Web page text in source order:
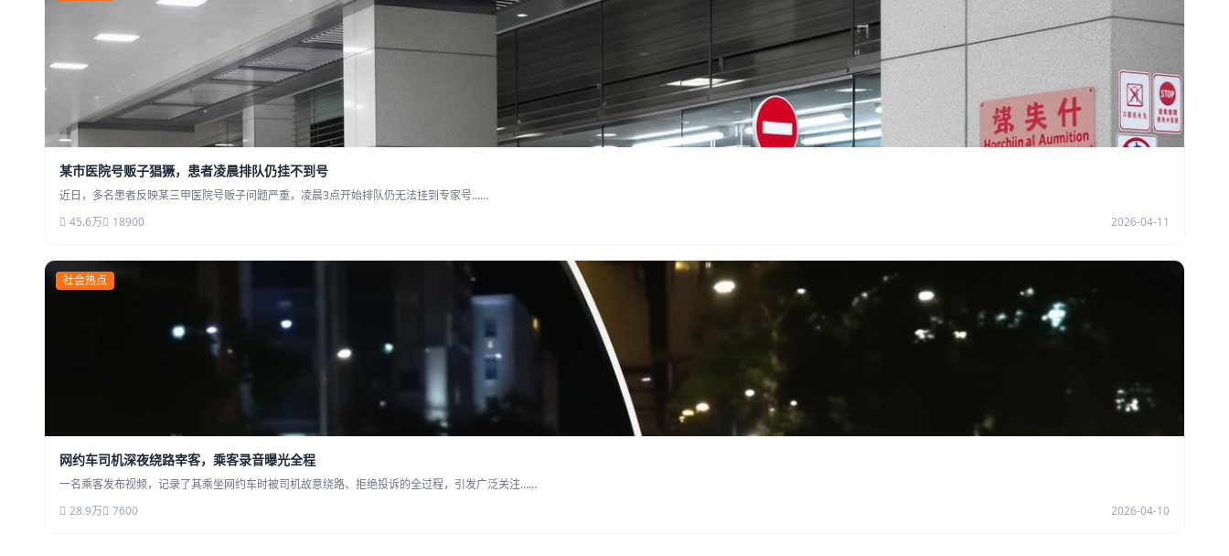
某市医院号贩子猖獗，患者凌晨排队仍挂不到号
近日，多名患者反映某三甲医院号贩子问题严重，凌晨3点开始排队仍无法挂到专家号……
45.6万
18900 2026-04-11
社会热点
网约车司机深夜绕路宰客，乘客录音曝光全程
一名乘客发布视频，记录了其乘坐网约车时被司机故意绕路、拒绝投诉的全过程，引发广泛关注……
28.9万
7600 2026-04-10